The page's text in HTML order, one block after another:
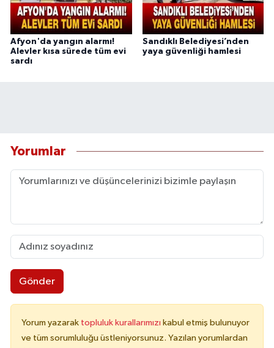
Afyon'da yangın alarmı!
Alevler kısa sürede tüm evi
sardı
Sandıklı Belediyesi’nden
yaya güvenliği hamlesi
Yorumlar
Gönder
Yorum yazarak topluluk kurallarımızı kabul etmiş bulunuyor
ve tüm sorumluluğu üstleniyorsunuz. Yazılan yorumlardan